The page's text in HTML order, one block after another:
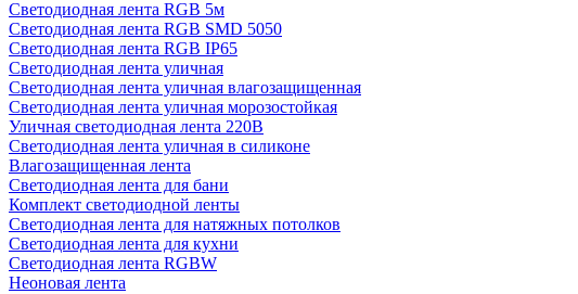
Светодиодная лента RGB 5м
Светодиодная лента RGB SMD 5050
Светодиодная лента RGB IP65
Светодиодная лента уличная
Светодиодная лента уличная влагозащищенная
Светодиодная лента уличная морозостойкая
Уличная светодиодная лента 220В
Светодиодная лента уличная в силиконе
Влагозащищенная лента
Светодиодная лента для бани
Комплект светодиодной ленты
Светодиодная лента для натяжных потолков
Светодиодная лента для кухни
Светодиодная лента RGBW
Неоновая лента